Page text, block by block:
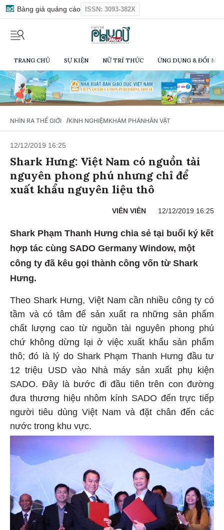
Bảng giá quảng cáo ISSN: 3093-382X
TRANG CHỦ SỰ KIỆN NỮ TRÍ THỨC ỨNG DỤNG & ĐỔI
NHÌN RA THẾ GIỚI /KINH NGHIỆMKHÁM PHÁNHÂN VẬT
12/12/2019 16:25
Shark Hưng: Việt Nam có nguồn tài
nguyên phong phú nhưng chỉ để
xuất khẩu nguyên liệu thô
VIÊN VIÊN 12/12/2019 16:25
Shark Phạm Thanh Hưng chia sẻ tại buổi ký kết
hợp tác cùng SADO Germany Window, một
công ty đã kêu gọi thành công vốn từ Shark
Hưng.
Theo Shark Hưng, Việt Nam cần nhiều công ty có
tầm và có tâm để sản xuất ra những sản phẩm
chất lượng cao từ nguồn tài nguyên phong phú
chứ không dừng lại ở việc xuất khẩu sản phẩm
thô; đó là lý do Shark Phạm Thanh Hưng đầu tư
12 triệu USD vào Nhà máy sản xuất phụ kiện
SADO. Đây là bước đi đầu tiên trên con đường
đưa thương hiệu nhôm kính SADO đến trực tiếp
người tiêu dùng Việt Nam và đặt chân đến các
nước trong khu vực.